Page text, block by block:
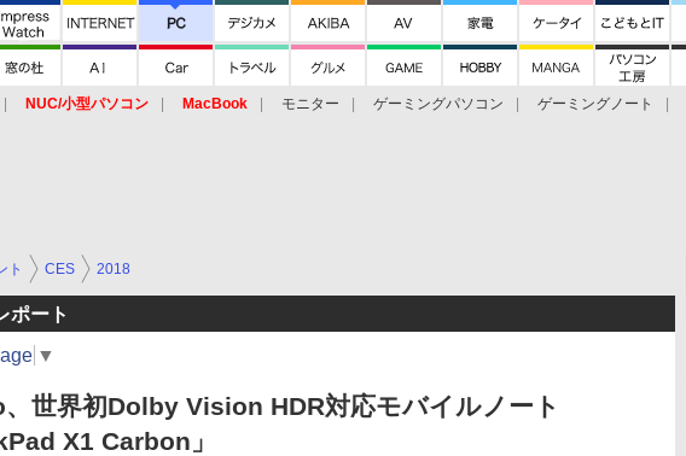
NUC/小型パソコン MacBook モニター ゲーミングパソコン ゲーミングノート
ト CES 2018
ポート
▼
世界初Dolby Vision HDR対応モバイルノート
X1 Carbon」